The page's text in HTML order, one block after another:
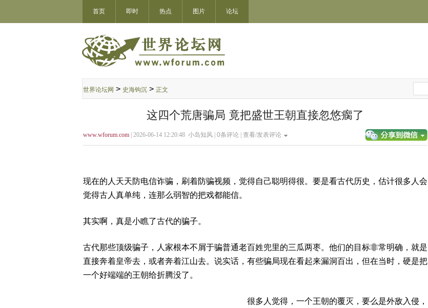
首页 即时 热点 图片 论坛
世界论坛网 > 史海钩沉 > 正文
这四个荒唐骗局 竟把盛世王朝直接忽悠瘸了
www.wforum.com | 2026-06-14 12:20:48 小岛知风 | 0条评论 | 查看/发表评论
现在的人天天防电信诈骗，刷着防骗视频，觉得自己聪明得很。要是看古代历史，估计很多人会
觉得古人真单纯，连那么弱智的把戏都能信。
其实啊，真是小瞧了古代的骗子。
古代那些顶级骗子，人家根本不屑于骗普通老百姓兜里的三瓜两枣。他们的目标非常明确，就是
直接奔着皇帝去，或者奔着江山去。说实话，有些骗局现在看起来漏洞百出，但在当时，硬是把
一个好端端的王朝给折腾没了。
很多人觉得，一个王朝的覆灭，要么是外敌入侵，